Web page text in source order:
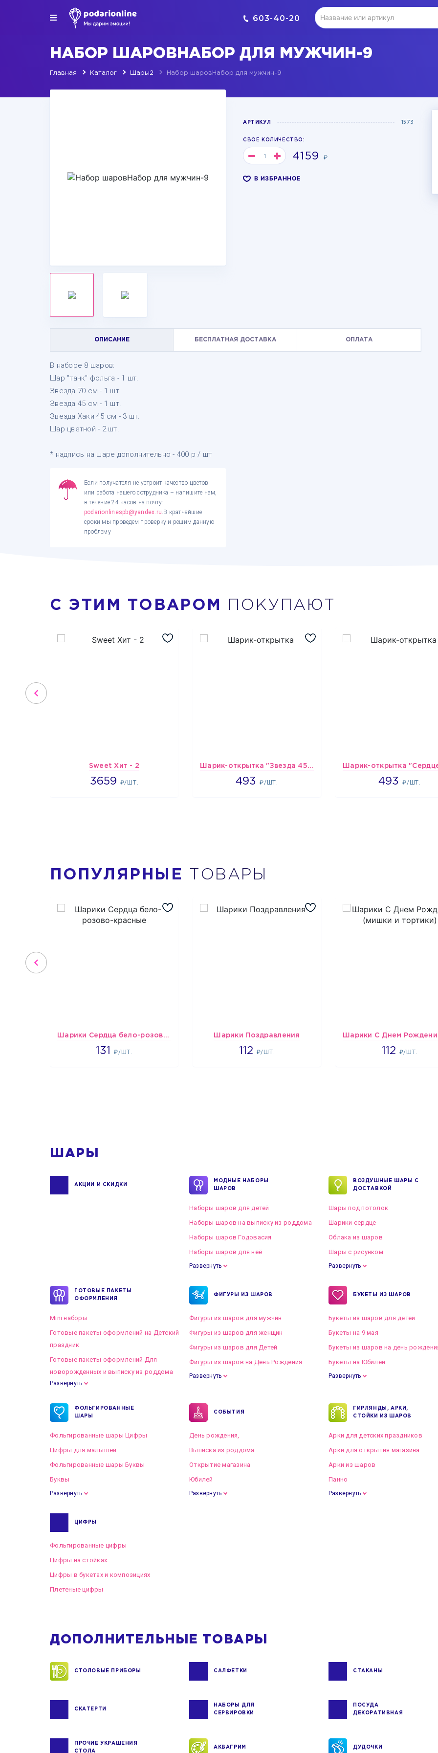
603-40-20
НАБОР ШАРОВНАБОР ДЛЯ МУЖЧИН-9
Главная Каталог Шары2 Набор шаровНабор для мужчин-9
АРТИКУЛ 1573
СВОЕ КОЛИЧЕСТВО:
4159 ₽
В ИЗБРАННОЕ
ОПИСАНИЕ БЕСПЛАТНАЯ ДОСТАВКА ОПЛАТА
В наборе 8 шаров:
Шар "танк" фольга - 1 шт.
Звезда 70 см - 1 шт.
Звезда 45 см - 1 шт.
Звезда Хаки 45 см - 3 шт.
Шар цветной - 2 шт.
* надпись на шаре дополнительно - 400 р / шт
Если получателя не устроит качество цветов
или работа нашего сотрудника – напишите нам,
в течение 24 часов на почту:
podarionlinespb@yandex.ru.В кратчайшие
сроки мы проведем проверку и решим данную
проблему
С ЭТИМ ТОВАРОМ ПОКУПАЮТ
Sweet Хит - 2
3659 ₽/ШТ.
3659 Шарик-открытка "Звезда 45 см" №1
493₽/ШТ.
493
493₽/ШТ.
493
ПОПУЛЯРНЫЕ ТОВАРЫ
Шарики Сердца бело-розово-красные
131₽/ШТ.
2660 Шарики Поздравления
112 ₽/ШТ.
1718
112 ₽/ШТ.
1718
ШАРЫ
АКЦИИ И СКИДКИ
МОДНЫЕ НАБОРЫ
ШАРОВ
Наборы шаров для детей
Наборы шаров на выписку из роддома
Наборы шаров Годовасия
Наборы шаров для неё
Развернуть
ВОЗДУШНЫЕ ШАРЫ С
ДОСТАВКОЙ
Шары под потолок
Шарики сердце
Облака из шаров
Шары с рисунком
Развернуть
ГОТОВЫЕ ПАКЕТЫ
ОФОРМЛЕНИЯ
Mini наборы
Готовые пакеты оформлений на Детский
праздник
Готовые пакеты оформлений Для
новорожденных и выписку из роддома
Готовые пакеты оформлений на Свадьбу
Развернуть
ФИГУРЫ ИЗ ШАРОВ
Фигуры из шаров для мужчин
Фигуры из шаров для женщин
Фигуры из шаров для Детей
Фигуры из шаров на День Рождения
Развернуть
БУКЕТЫ ИЗ ШАРОВ
Букеты из шаров для детей
Букеты на 9 мая
Букеты из шаров на день
Букеты на Юбилей
Развернуть
ФОЛЬГИРОВАННЫЕ
ШАРЫ
Фольгированные шары Цифры
Цифры для малышей
Фольгированные шары Буквы
Буквы
Развернуть
СОБЫТИЯ
День рождения,
Выписка из роддома
Открытие магазина
Юбилей
Развернуть
ГИРЛЯНДЫ, АРКИ,
СТОЙКИ ИЗ ШАРОВ
Арки для детских праздников
Арки для открытия магазина
Арки из шаров
Панно
Развернуть
ЦИФРЫ
Фольгированные цифры
Цифры на стойках
Цифры в букетах и композициях
Плетеные цифры
ДОПОЛНИТЕЛЬНЫЕ ТОВАРЫ
СТОЛОВЫЕ ПРИБОРЫ САЛФЕТКИ СТАКАНЫ
СКАТЕРТИ
НАБОРЫ ДЛЯ
СЕРВИРОВКИ
ПОСУДА
ДЕКОРАТИВНАЯ
ПРОЧИЕ УКРАШЕНИЯ
СТОЛА
АКВАГРИМ ДУДОЧКИ